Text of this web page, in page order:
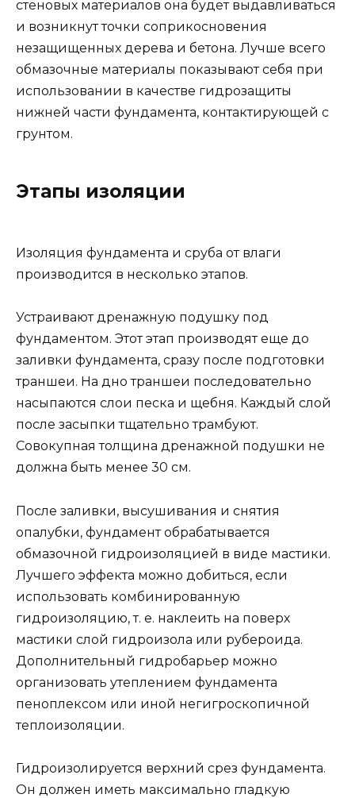
стеновых материалов она будет выдавливаться
и возникнут точки соприкосновения
незащищенных дерева и бетона. Лучше всего
обмазочные материалы показывают себя при
использовании в качестве гидрозащиты
нижней части фундамента, контактирующей с
грунтом.
Этапы изоляции
Изоляция фундамента и сруба от влаги
производится в несколько этапов.
Устраивают дренажную подушку под
фундаментом. Этот этап производят еще до
заливки фундамента, сразу после подготовки
траншеи. На дно траншеи последовательно
насыпаются слои песка и щебня. Каждый слой
после засыпки тщательно трамбуют.
Совокупная толщина дренажной подушки не
должна быть менее 30 см.
После заливки, высушивания и снятия
опалубки, фундамент обрабатывается
обмазочной гидроизоляцией в виде мастики.
Лучшего эффекта можно добиться, если
использовать комбинированную
гидроизоляцию, т. е. наклеить на поверх
мастики слой гидроизола или рубероида.
Дополнительный гидробарьер можно
организовать утеплением фундамента
пеноплексом или иной негигроскопичной
теплоизоляции.
Гидроизолируется верхний срез фундамента.
Он должен иметь максимально гладкую